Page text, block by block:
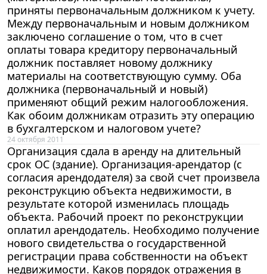
приняты первоначальным должником к учету.
Между первоначальным и новым должником
заключено соглашение о том, что в счет
оплаты товара кредитору первоначальный
должник поставляет новому должнику
материалы на соответствующую сумму. Оба
должника (первоначальный и новый)
применяют общий режим налогообложения.
Как обоим должникам отразить эту операцию
в бухгалтерском и налоговом учете?
24 октября 2011
Организация сдала в аренду на длительный
срок ОС (здание). Организация-арендатор (с
согласия арендодателя) за свой счет произвела
реконструкцию объекта недвижимости, в
результате которой изменилась площадь
объекта. Рабочий проект по реконструкции
оплатил арендодатель. Необходимо получение
нового свидетельства о государственной
регистрации права собственности на объект
недвижимости. Каков порядок отражения в